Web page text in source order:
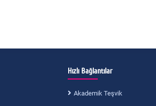
Hızlı Bağlantılar
Akademik Teşvik